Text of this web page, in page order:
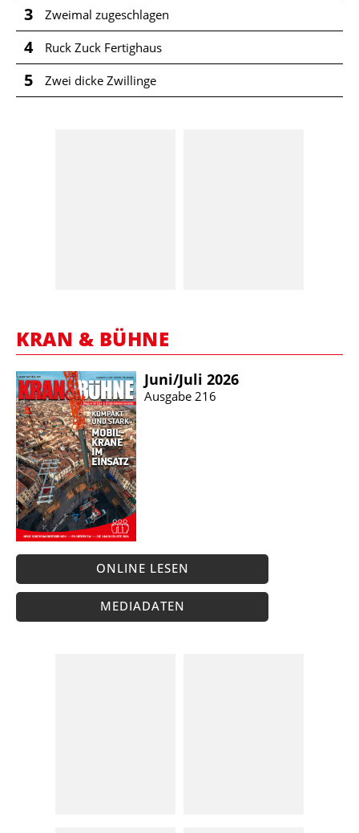
3 Zweimal zugeschlagen
4 Ruck Zuck Fertighaus
5 Zwei dicke Zwillinge
KRAN & BÜHNE
Juni/​Juli 2026
Ausgabe 216
ONLINE LESEN
MEDIADATEN